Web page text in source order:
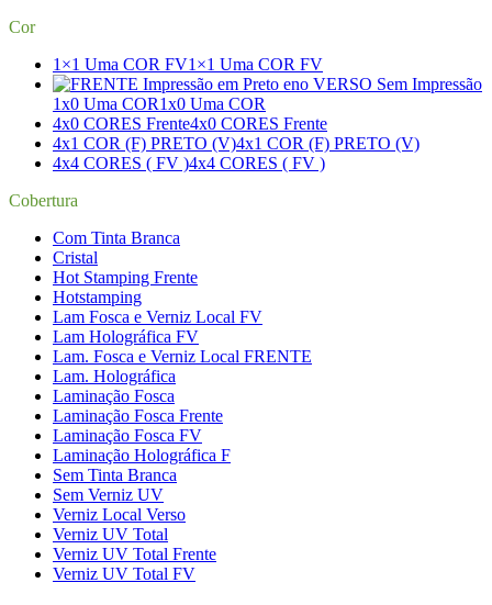
Cor
1×1 Uma COR FV1×1 Uma COR FV
1x0 Uma COR1x0 Uma COR
4x0 CORES Frente4x0 CORES Frente
4x1 COR (F) PRETO (V)4x1 COR (F) PRETO (V)
4x4 CORES ( FV )4x4 CORES ( FV )
Cobertura
Com Tinta Branca
Cristal
Hot Stamping Frente
Hotstamping
Lam Fosca e Verniz Local FV
Lam Holográfica FV
Lam. Fosca e Verniz Local FRENTE
Lam. Holográfica
Laminação Fosca
Laminação Fosca Frente
Laminação Fosca FV
Laminação Holográfica F
Sem Tinta Branca
Sem Verniz UV
Verniz Local Verso
Verniz UV Total
Verniz UV Total Frente
Verniz UV Total FV